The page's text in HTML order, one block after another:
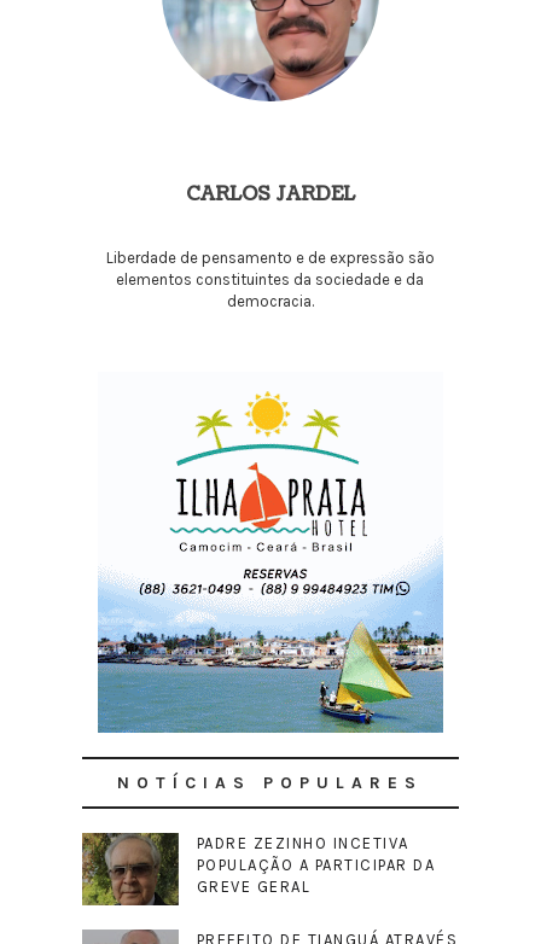
CARLOS JARDEL
Liberdade de pensamento e de expressão são
elementos constituintes da sociedade e da
democracia.
NOTÍCIAS POPULARES
PADRE ZEZINHO INCETIVA
POPULAÇÃO A PARTICIPAR DA
GREVE GERAL
PREFEITO DE TIANGUÁ ATRAVÉS